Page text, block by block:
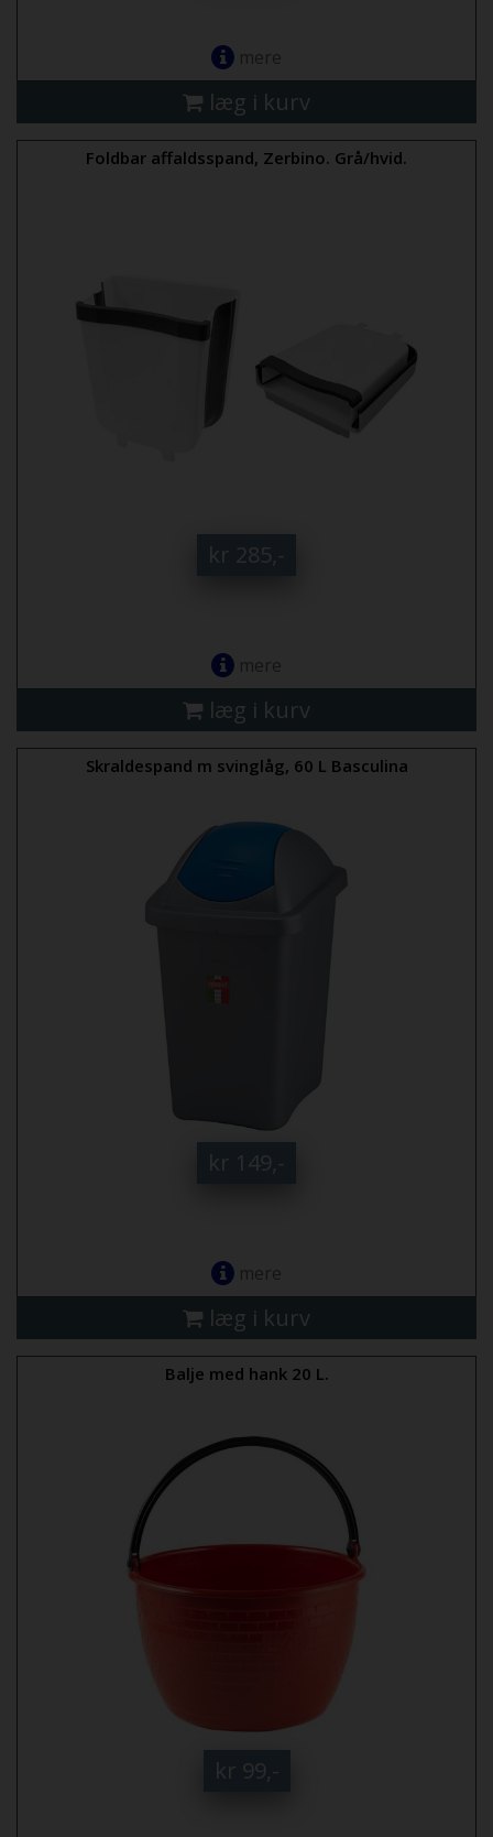
mere
læg i kurv
Foldbar affaldsspand, Zerbino. Grå/hvid.
kr 285,-
mere
læg i kurv
Skraldespand m svinglåg, 60 L Basculina
kr 149,-
mere
læg i kurv
Balje med hank 20 L.
kr 99,-